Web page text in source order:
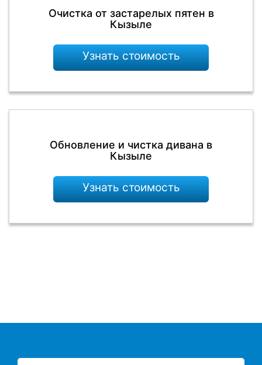
Очистка от застарелых пятен в
Кызыле
Узнать стоимость
Обновление и чистка дивана в
Кызыле
Узнать стоимость